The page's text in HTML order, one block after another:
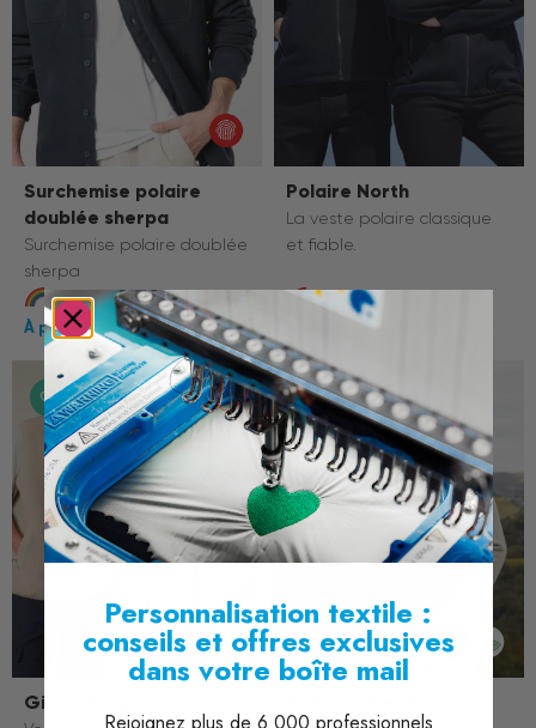
Surchemise polaire
doublée sherpa
Surchemise polaire doublée
sherpa
2 coloris
20,30 €
Polaire North
La veste polaire classique
et fiable.
18 coloris
10,60 €
Gilet Sherpa Liner
Personnalisation textile :
conseils et offres exclusives
dans votre boîte mail